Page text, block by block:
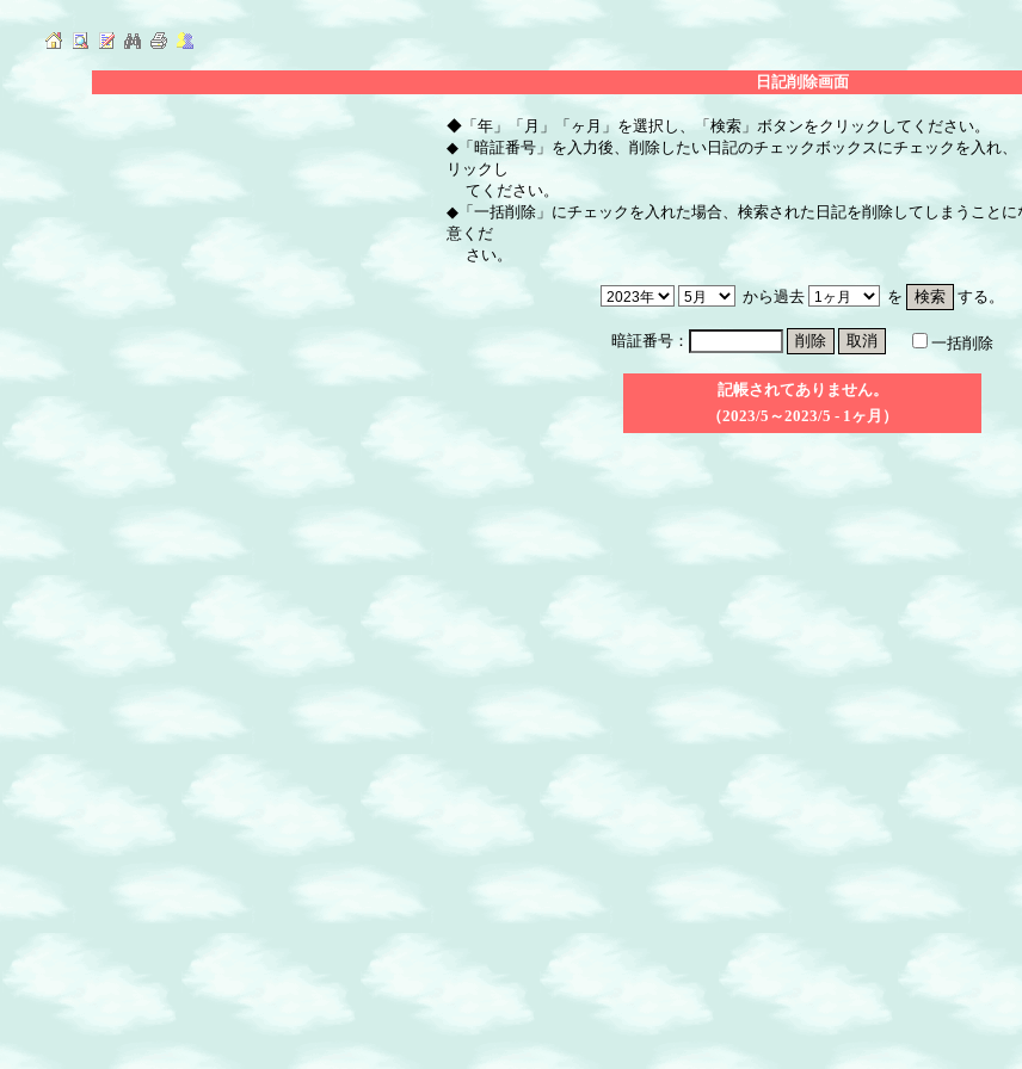
日記削除画面
◆「年」「月」「ヶ月」を選択し、「検索」ボタンをクリックしてください。
◆「暗証番号」を入力後、削除したい日記のチェックボックスにチェックを入れ、
リックし
てください。
◆「一括削除」にチェックを入れた場合、検索された日記を削除してしまうことに
意くだ
さい。
から過去 を する。
暗証番号： 一括削除
記帳されてありません。
（2023/5～2023/5 - 1ヶ月）